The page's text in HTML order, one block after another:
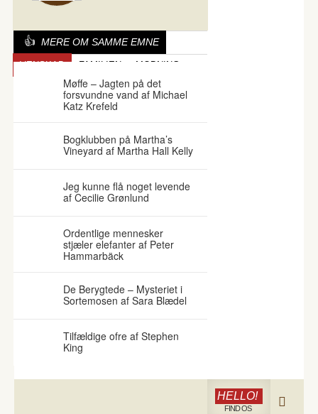
MERE OM SAMME EMNE
VENSKAB FAMILIEN MOBNING
Møffe – Jagten på det
forsvundne vand af Michael
Katz Krefeld
Bogklubben på Martha’s
Vineyard af Martha Hall Kelly
Jeg kunne flå noget levende
af Cecilie Grønlund
Ordentlige mennesker
stjæler elefanter af Peter
Hammarbäck
De Berygtede – Mysteriet i
Sortemosen af Sara Blædel
Tilfældige ofre af Stephen
King
HELLO!
FIND OS